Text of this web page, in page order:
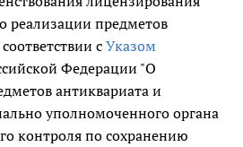
реализации предметов
сУказом
Федерации "О
антиквариата и
уполномоченного органа
контроля по сохранению